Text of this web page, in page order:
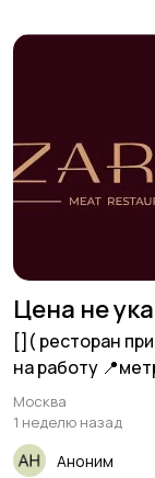
Цена не
[​]( ресторан
на работу
Москва
1 неделю назад
Аноним